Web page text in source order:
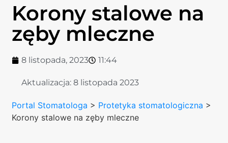
Sklep
Korony stalowe na
zęby mleczne
8 listopada, 2023 11:44
Aktualizacja:8 listopada 2023
Portal Stomatologa > Protetyka stomatologiczna >
Korony stalowe na zęby mleczne